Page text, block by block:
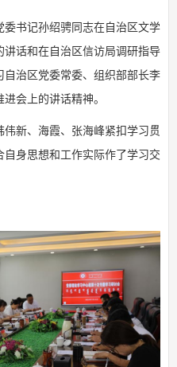
书记孙绍骋同志在自治区文学
话和在自治区信访局调研指导
治区党委常委、组织部部长李
会上的讲话精神。
新、海霞、张海峰紧扣学习贯
身思想和工作实际作了学习交